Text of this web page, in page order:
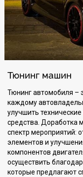
Тюнинг машин
Тюнинг автомобиля –
каждому
улучшить технические
средства. Доработка
спектр мероприятий:
элементов и
компонентов
осуществить
которые предлагают